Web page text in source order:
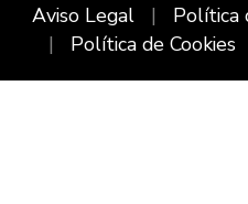
Aviso Legal
Política
Política de Cookies